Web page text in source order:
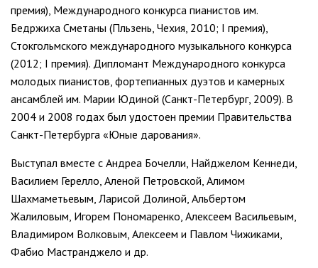
премия), Международ­ного конкурса пианистов им.
Бедржиха Сметаны (Пльзень, Чехия, 2010; I премия),
Стокгольмского международного музыкального конкурса
(2012; I премия). Дипломант Международного конкурса
молодых пианистов, фортепианных дуэтов и ка­мерных
ансамблей им. Марии Юдиной (Санкт-Пе­тербург, 2009). В
2004 и 2008 годах был удостоен премии Правительства
Санкт-Петербурга «Юные дарования».
Выступал вместе с Андреа Бочелли, Найджелом Кеннеди,
Василием Герелло, Аленой Петровской, Алимом
Шахмаметьевым, Ларисой Долиной, Аль­бертом
Жалиловым, Игорем Пономаренко, Алексе­ем Васильевым,
Владимиром Волковым, Алексеем и Павлом Чижиками,
Фабио Мастранджело и др.